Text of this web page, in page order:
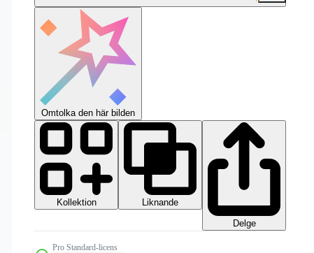
Omtolka den här bilden
Kollektion
Liknande
Delge
Pro Standard-licens